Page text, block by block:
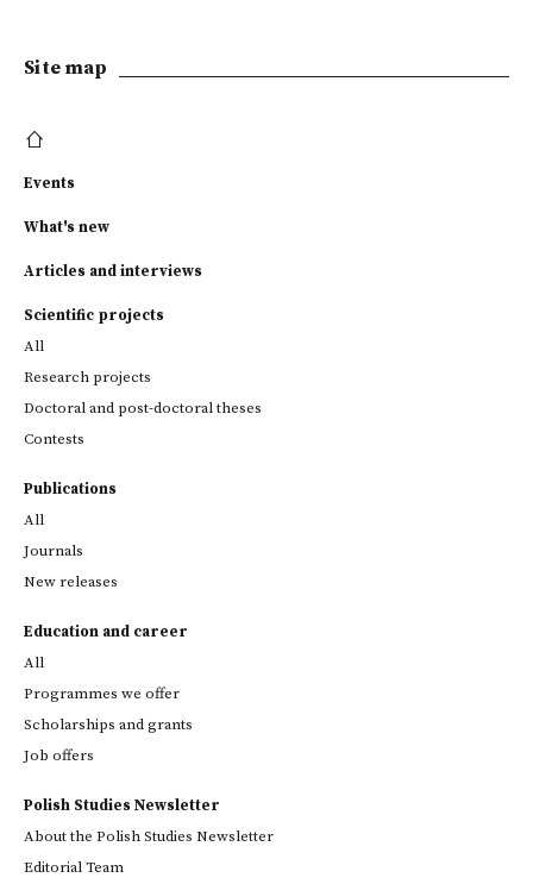
Site map
Events
What's new
Articles and interviews
Scientific projects
All
Research projects
Doctoral and post-doctoral theses
Contests
Publications
All
Journals
New releases
Education and career
All
Programmes we offer
Scholarships and grants
Job offers
Polish Studies Newsletter
About the Polish Studies Newsletter
Editorial Team